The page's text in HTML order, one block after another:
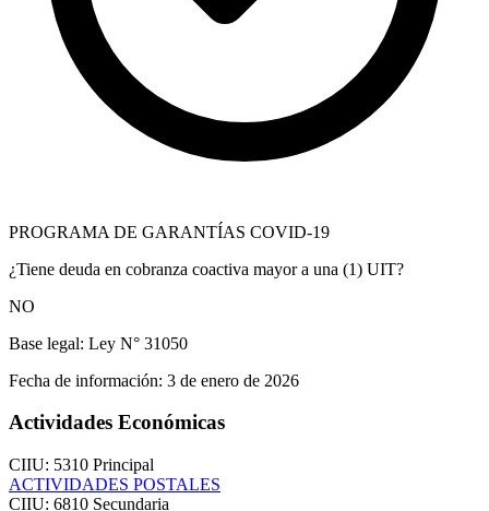
PROGRAMA DE GARANTÍAS COVID-19
¿Tiene deuda en cobranza coactiva mayor a una (1) UIT?
NO
Base legal: Ley N° 31050
Fecha de información: 3 de enero de 2026
Actividades Económicas
CIIU: 5310 Principal
ACTIVIDADES POSTALES
CIIU: 6810 Secundaria